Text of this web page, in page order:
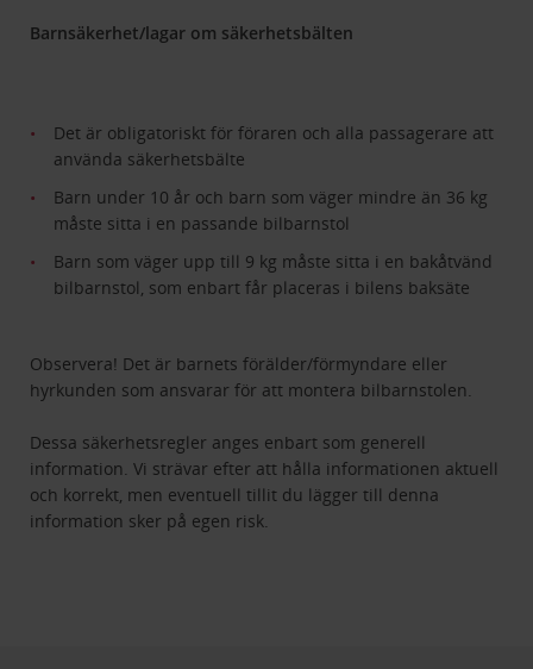
Barnsäkerhet/lagar om säkerhetsbälten
Det är obligatoriskt för föraren och alla passagerare att
använda säkerhetsbälte
Barn under 10 år och barn som väger mindre än 36 kg
måste sitta i en passande bilbarnstol
Barn som väger upp till 9 kg måste sitta i en bakåtvänd
bilbarnstol, som enbart får placeras i bilens baksäte
Observera! Det är barnets förälder/förmyndare eller
hyrkunden som ansvarar för att montera bilbarnstolen.
Dessa säkerhetsregler anges enbart som generell
information. Vi strävar efter att hålla informationen aktuell
och korrekt, men eventuell tillit du lägger till denna
information sker på egen risk.